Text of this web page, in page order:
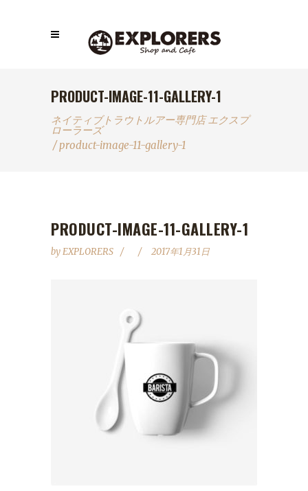
PRODUCT-IMAGE-11-GALLERY-1
ネイティブトラウトルアー専門店 エクスプ
ローラーズ
/product-image-11-gallery-1
PRODUCT-IMAGE-11-GALLERY-1
byEXPLORERS 2017年1月31日